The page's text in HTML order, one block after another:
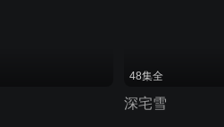
48集全
深宅雪